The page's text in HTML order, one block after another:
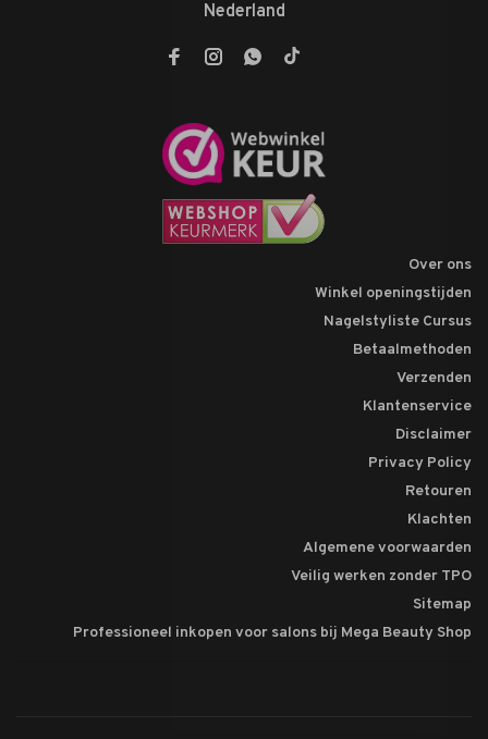
Nederland
Over ons
Winkel openingstijden
Nagelstyliste Cursus
Betaalmethoden
Verzenden
Klantenservice
Disclaimer
Privacy Policy
Retouren
Klachten
Algemene voorwaarden
Veilig werken zonder TPO
Sitemap
Professioneel inkopen voor salons bij Mega Beauty Shop